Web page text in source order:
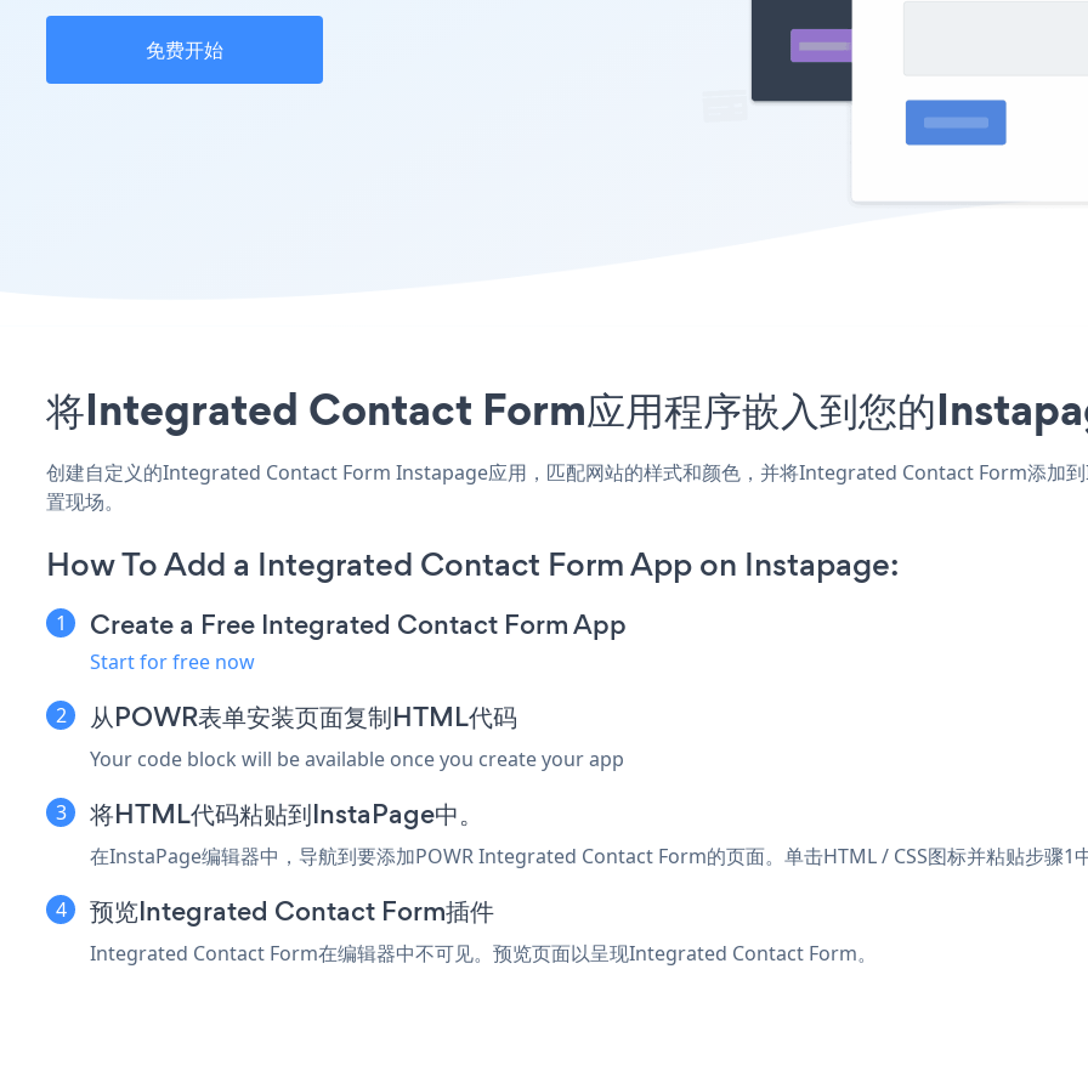
免费开始
将Integrated Contact Form应用程序嵌入到您的
创建自定义的Integrated Contact Form Instapage应用，匹配网站的样式和颜色，并将Integrated Contact Form添加
置现场。
How To Add a Integrated Contact Form App on Instapage:
Create a Free Integrated Contact Form App
Start for free now
从POWR表单安装页面复制HTML代码
Your code block will be available once you create your app
将HTML代码粘贴到InstaPage中。
在InstaPage编辑器中，导航到要添加POWR Integrated Contact Form的页面。单击HTML / CSS图标并粘贴步骤1
预览Integrated Contact Form插件
Integrated Contact Form在编辑器中不可见。预览页面以呈现Integrated Contact Form。